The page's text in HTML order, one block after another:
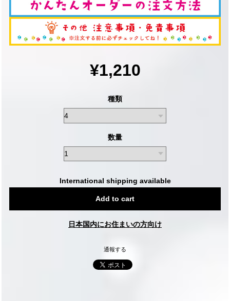
¥1,210
種類
数量
International shipping available
Add to cart
日本国内にお住まいの方向け
通報する